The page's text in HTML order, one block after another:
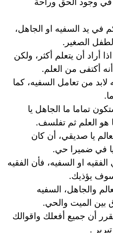
في يد السفيه او الجاهل،
الصغير.
أراد أن يتعلم أكثر، ولكن
أكتفى من العلم.
لابد من تعامل السفيه، كما
تماما ما الجاهل يا
هو العلم ثم تفلسف.
يا صديقي، أن كان
في ضميرا حي.
او السفيه، فأن الفقيه
يؤذيك.
والجاهل، السفيه
بين الميت والحي.
أن جميع أفعلك واقوالك
.